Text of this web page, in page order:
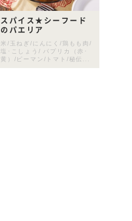
スパイス★シーフード
のパエリア
米/玉ねぎ/にんにく/鶏もも肉/
塩･こしょう/ パプリカ（赤･
黄）/ピーマン/トマト/秘伝...